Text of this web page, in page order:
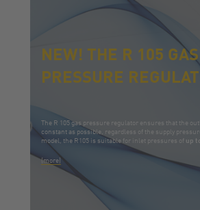
NEW! THE R 105 GAS
PRESSURE
The R 105 gas pressure regulator ensures that the
constant as possible, regardless of the supply
model, the R105 is suitable for inlet pressures of up
(more)